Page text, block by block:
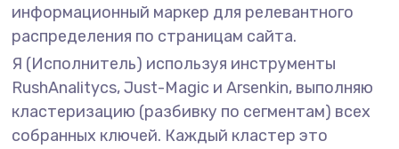
информационный маркер для релевантного
распределения по страницам сайта.
Я (Исполнитель) используя инструменты
RushAnalitycs, Just-Magic и Arsenkin, выполняю
кластеризацию (разбивку по сегментам) всех
собранных ключей. Каждый кластер это